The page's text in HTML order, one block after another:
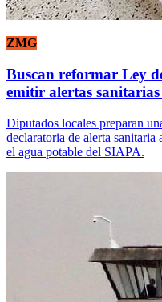
ZMG
Buscan reformar Ley
emitir alertas
Diputados locales preparan
declaratoria de alerta sanitaria
el agua potable del SIAPA.